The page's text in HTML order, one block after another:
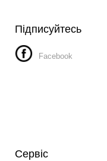
Підписуйтесь
Facebook
Сервіс